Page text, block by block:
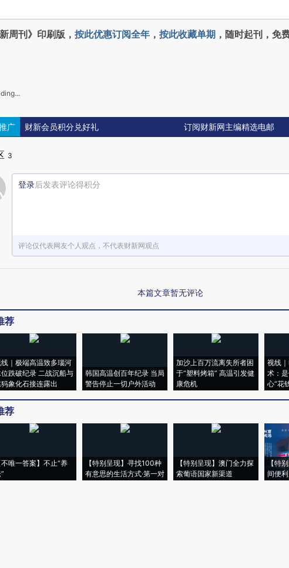
周刊》印刷版， 按此优惠订阅全年 ， 按此收藏单期 ，随时起刊，免
广 财新会员积分兑好礼 订阅财新网主编精选电邮
3
登录后发表评论得积分
评论仅代表网友个人观点，不代表财新网观点
本篇文章暂无评论
荐
｜极端高温致多瑙河
跌破纪录 二战沉船与
象化石接连露出
韩国高温创百年纪录 当局
警告停止一切户外活动
加沙上百万流离失所者困
于“塑料烤箱” 高温引发健
康危机
视线
术：
心“花
荐
不唯一答案】不止“养
【特别呈现】寻找100种
有意思的生活方式·第一对
【特别呈现】澳门全力探
索葡语国家新渠道
【特
间便